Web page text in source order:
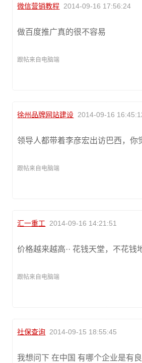
微信营销教程 2014-09-16 17:56:24
做百度推广真的很不容易
跟帖来自电脑端
徐州品牌网站建设 2014-09-16
领导人都带着李彦宏出访巴西，你
跟帖来自电脑端
汇一重工 2014-09-16 14:21:51
价格越来越高·· 花钱天堂，不花钱
跟帖来自电脑端
社保查询 2014-09-15 18:55:45
我想问下 在中国 有哪个企业是有良